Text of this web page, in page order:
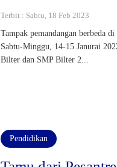
Terbit : Sabtu, 18 Feb 2023
Tampak pemandangan berbeda
Sabtu-Minggu, 14-15 Janurai
Bilter dan SMP Bilter 2...
Pendidikan